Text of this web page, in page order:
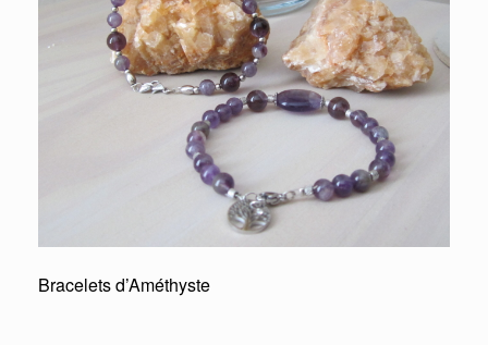
Bracelets d’Améthyste